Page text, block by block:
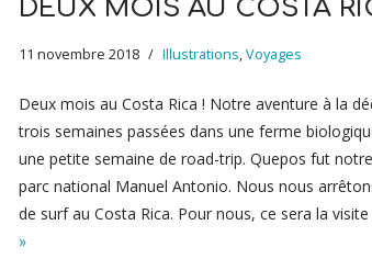
DEUX MOIS AU COSTA
11 novembre 2018 Illustrations,Voyages
Deux mois au Costa Rica ! Notre aventure à la
trois semaines passées dans une ferme
une petite semaine de road-trip. Quepos fut
parc national Manuel Antonio. Nous nous
de surf au Costa Rica. Pour nous, ce sera la
»